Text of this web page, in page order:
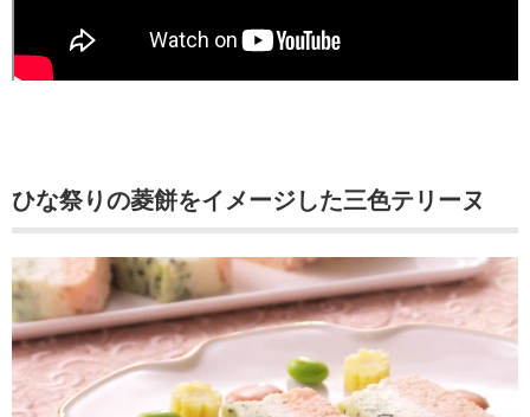
ひな祭りの菱餅をイメージした三色テリーヌ